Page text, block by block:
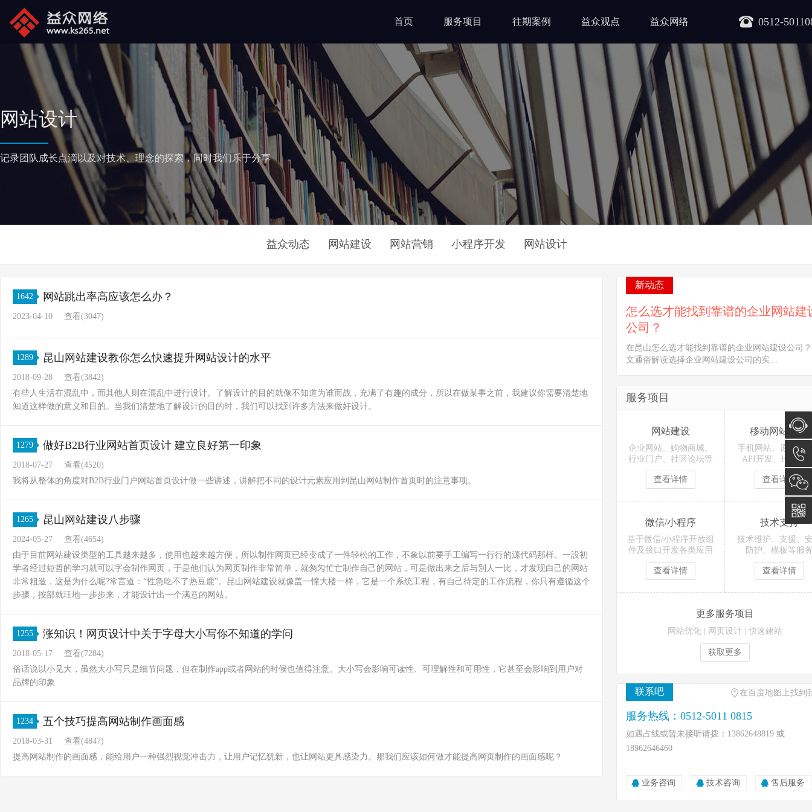
0512-
首页 服务项目 往期案例 益众观点 益众网络
网站设计
记录团队成长点滴以及对技术、理念的探索，同时我们乐于分享
益众动态 网站建设 网站营销 小程序开发 网站设计
1642 网站跳出率高应该怎么办？
2023-04-10 查看(3047)
1289 昆山网站建设教你怎么快速提升网站设计的水平
2018-09-28
查看(3842)
有些人生活在混乱中，而其他人则在混乱中进行设计。了解设计的目的就像不知道为谁而战，充满了有趣的成分，所以在做某事之前，我建议你需要清楚地
知道这样做的意义和目的。当我们清楚地了解设计的目的时，我们可以找到许多方法来做好设计。
1279 做好B2B行业网站首页设计 建立良好第一印象
2018-07-27
查看(4520)
我将从整体的角度对B2B行业门户网站首页设计做一些讲述，讲解把不同的设计元素应用到昆山网站制作首页时的注意事项。
1265 昆山网站建设八步骤
2024-05-27
查看(4654)
由于目前网站建设类型的工具越来越多，使用也越来越方便，所以制作网页已经变成了一件轻松的工作，不象以前要手工编写一行行的源代码那样。一設初
学者经过短哲的学习就可以字会制作网页，于是他们认为网页制作非常简单，就匆匁忙亡制作自己的网站，可是做出来之后与別人一比，才发现白己的网站
非常粗造，这是为什么呢?常言道：“性急吃不了热豆鹿”。昆山网站建设就像盖一憧大楼一样，它是一个系统工程，有自己待定的工作流程，你只有遵循这个
步骤，按部就玨地一步步来，才能设计出一个满意的网站。
1255 涨知识！网页设计中关于字母大小写你不知道的学问
2018-05-17
查看(7284)
俗话说以小见大，虽然大小写只是细节问题，但在制作app或者网站的时候也值得注意。大小写会影响可读性、可理解性和可用性，它甚至会影响到用户对
品牌的印象
1234 五个技巧提高网站制作画面感
2018-03-31
查看(4847)
提高网站制作的画面感，能给用户一种强烈视觉冲击力，让用户记忆犹新，也让网站更具感染力。那我们应该如何做才能提高网页制作的画面感呢？
新动态
怎么选才能找到靠谱的企业网站建
公司？
在昆山怎么选才能找到靠谱的企业网站建设公司
文通俗解读选择企业网站建设公司的实…
服务项目
网站建设
企业网站、购物商城、
行业门户、社区论坛等
查看详情
移动网站/APP
手机网站、原生
API开发、H5单页
查看详情
微信/小程序
基于微信/小程序开放组
件及接口开发各类应用
查看详情
技术支持
技术维护、支援、
防护、模板等服
查看详情
更多服务项目
网站优化 网页设计 快速建站
获取更多
联系吧 在百度地图上找到
服务热线：0512-5011 0815
如遇占线或暂未接听请拨：13862648819 或
18962646460
业务咨询 技术咨询 售后服务
在线咨
询
0512-
5011
0815